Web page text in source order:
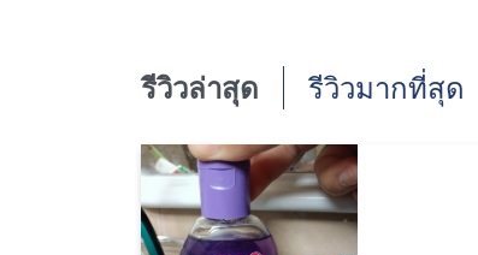
รีวิวล่าสุด รีวิวมากที่สุด